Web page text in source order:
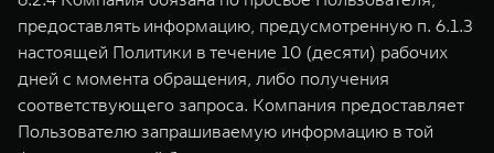
предоставлять информацию, предусмотренную п. 6.1.3
настоящей Политики в течение 10 (десяти) рабочих
дней с момента обращения, либо получения
соответствующего запроса. Компания предоставляет
Пользователю запрашиваемую информацию в той